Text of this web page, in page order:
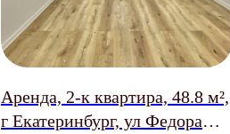
Аренда, 2-к квартира, 48.8 м²,
г Екатеринбург, ул Федора